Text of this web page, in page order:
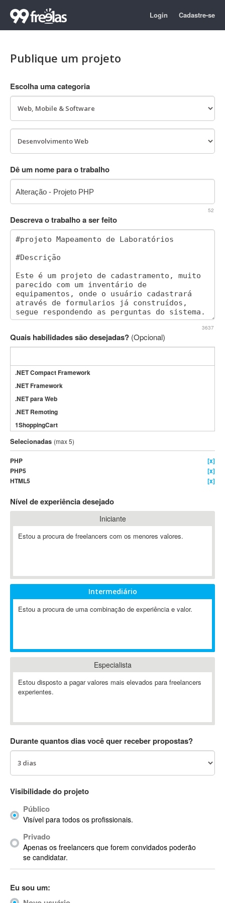
Login Cadastre-se
Publique um projeto
Escolha uma categoria
Dê um nome para o trabalho
52
Descreva o trabalho a ser feito
3637
Quais habilidades são desejadas? (Opcional)
.NET Compact Framework
.NET Framework
.NET para Web
.NET Remoting
1ShoppingCart
3DS Max
3GSM
4D Dimension
802.11
A-GPS
ABBYY FineReader
AbleCommerce
Ableton Push
Abstract Window Toolkit (AWT)
Absynth
ACARS
AccountMate
ACDSee
ACID Pro
ACPI
Acrobat
Acrobat X
Acronis
Actian
Actimize
ActionScript
Active Directory
Selecionadas (max 5)
PHP
[x]
PHP5
[x]
HTML5
[x]
Nível de experiência desejado
Iniciante
Estou a procura de freelancers com os menores valores.
Intermediário
Estou a procura de uma combinação de experiência e valor.
Especialista
Estou disposto a pagar valores mais elevados para freelancers
experientes.
Durante quantos dias você quer receber propostas?
Visibilidade do projeto
Público
Visível para todos os profissionais.
Privado
Apenas os freelancers que forem convidados poderão
se candidatar.
Eu sou um: